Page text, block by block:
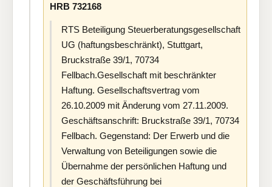
HRB 732168
RTS Beteiligung Steuerberatungsgesellschaft
UG (haftungsbeschränkt), Stuttgart,
Bruckstraße 39/1, 70734
Fellbach.Gesellschaft mit beschränkter
Haftung. Gesellschaftsvertrag vom
26.10.2009 mit Änderung vom 27.11.2009.
Geschäftsanschrift: Bruckstraße 39/1, 70734
Fellbach. Gegenstand: Der Erwerb und die
Verwaltung von Beteiligungen sowie die
Übernahme der persönlichen Haftung und
der Geschäftsführung bei